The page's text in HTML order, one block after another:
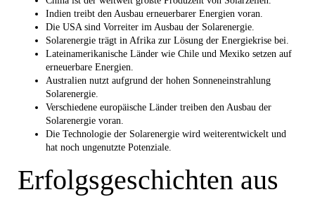
Indien treibt den Ausbau erneuerbarer Energien voran.
Die USA sind Vorreiter im Ausbau der Solarenergie.
Solarenergie trägt in Afrika zur Lösung der Energiekrise bei.
Lateinamerikanische Länder wie Chile und Mexiko setzen auf
erneuerbare Energien.
Australien nutzt aufgrund der hohen Sonneneinstrahlung
Solarenergie.
Verschiedene europäische Länder treiben den Ausbau der
Solarenergie voran.
Die Technologie der Solarenergie wird weiterentwickelt und
hat noch ungenutzte Potenziale.
Erfolgsgeschichten aus